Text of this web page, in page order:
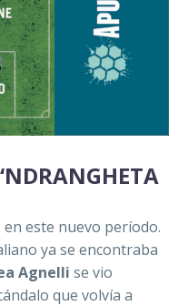
este nuevo período.
ya se encontraba
Agnelli se vio
que volvía a